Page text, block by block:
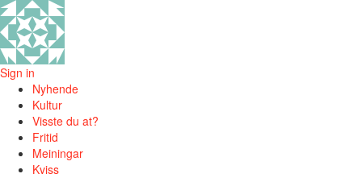
Sign in
Nyhende
Kultur
Visste du at?
Fritid
Meiningar
Kviss